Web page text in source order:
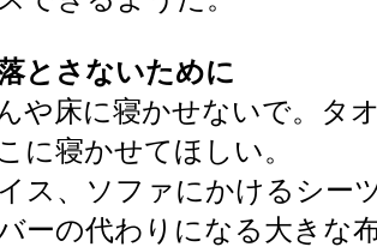
とさないために
や床に寝かせないで。タ
に寝かせてほしい。
ス、ソファにかけるシー
ーの代わりになる大きな